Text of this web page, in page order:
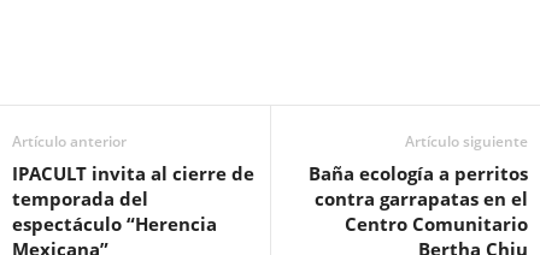
Artículo anterior
IPACULT invita al cierre de
temporada del
espectáculo “Herencia
Mexicana”
Artículo siguiente
Baña ecología a perritos
contra garrapatas en el
Centro Comunitario
Bertha Chiu